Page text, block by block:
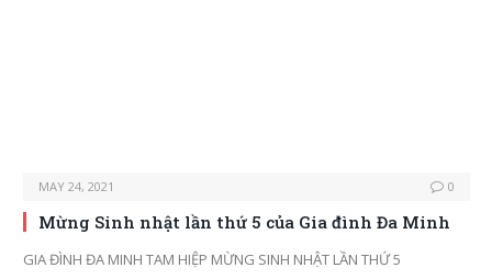
MAY 24, 2021 0
Mừng Sinh nhật lần thứ 5 của Gia đình Đa Minh
GIA ĐÌNH ĐA MINH TAM HIỆP MỪNG SINH NHẬT LẦN THỨ 5